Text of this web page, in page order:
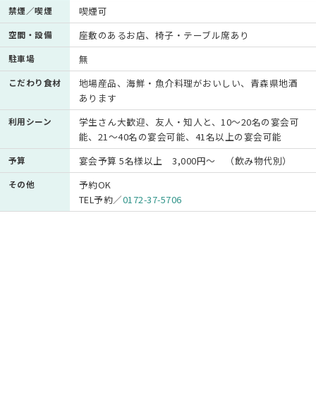
禁煙／喫煙 喫煙可
空間・設備 座敷のあるお店、椅子・テーブル席あり
駐車場 無
こだわり食材
地場産品、海鮮・魚介料理がおいしい、青森県地酒
あります
利用シーン
学生さん大歓迎、友人・知人と、10～20名の宴会可
能、21～40名の宴会可能、41名以上の宴会可能
予算 宴会予算 5名様以上 3,000円～ （飲み物代別）
その他
予約OK
TEL予約／0172-37-5706